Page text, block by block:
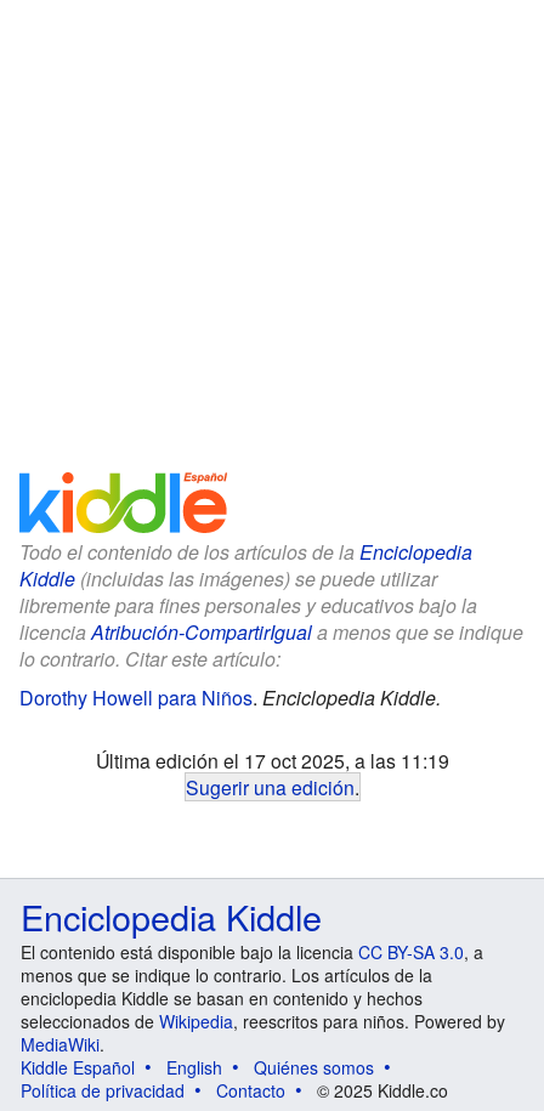
Todo el contenido de los artículos de la Enciclopedia
Kiddle (incluidas las imágenes) se puede utilizar
libremente para fines personales y educativos bajo la
licenciaAtribución-CompartirIguala menos que se indique
lo contrario. Citar este artículo:
Dorothy Howell para Niños. Enciclopedia Kiddle.
Última edición el 17 oct 2025, a las 11:19
Sugerir una edición.
Enciclopedia Kiddle
El contenido está disponible bajo la licencia CC BY-SA 3.0, a
menos que se indique lo contrario. Los artículos de la
enciclopedia Kiddle se basan en contenido y hechos
seleccionados de Wikipedia, reescritos para niños. Powered by
MediaWiki.
Kiddle Español
English
Quiénes somos
Política de privacidad
Contacto © 2025 Kiddle.co